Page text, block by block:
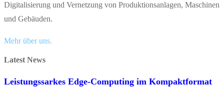
Digitalisierung und Vernetzung von Produktionsanlagen, Maschinen
und Gebäuden.
Mehr über uns.
Latest News
Leistungssarkes Edge-Computing im Kompaktformat